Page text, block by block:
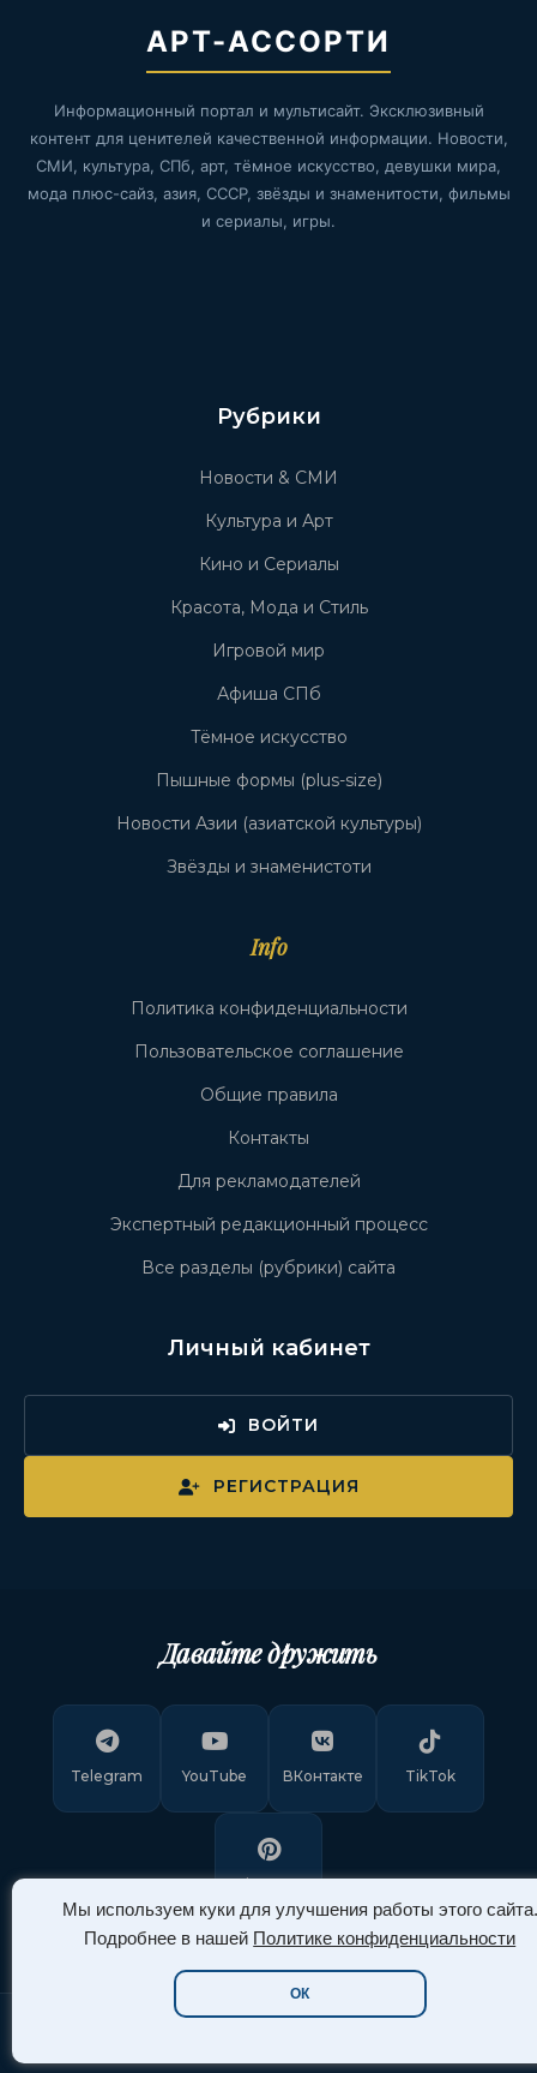
Мы используем куки для улучшения работы этого сайта.
Подробнее в нашей Политике конфиденциальности
ОК
АРТ-АССОРТИ
Информационный портал и мультисайт. Эксклюзивный
контент для ценителей качественной информации. Новости,
СМИ, культура, СПб, арт, тёмное искусство, девушки мира,
мода плюс-сайз, азия, СССР, звёзды и знаменитости, фильмы
и сериалы, игры.
Рубрики
Новости & СМИ
Культура и Арт
Кино и Сериалы
Красота, Мода и Стиль
Игровой мир
Афиша СПб
Тёмное искусство
Пышные формы (plus-size)
Новости Азии (азиатской культуры)
Звёзды и знаменистоти
Info
Политика конфиденциальности
Пользовательское соглашение
Общие правила
Контакты
Для рекламодателей
Экспертный редакционный процесс
Все разделы (рубрики) сайта
Личный кабинет
ВОЙТИ
РЕГИСТРАЦИЯ
Давайте дружить
Telegram YouTube ВКонтакте TikTok
Pinterest